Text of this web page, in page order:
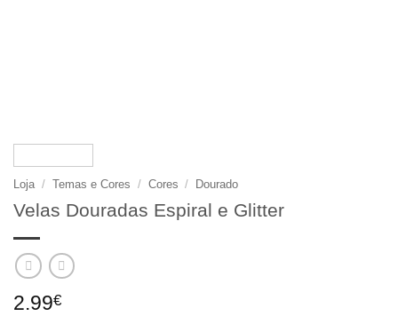
Loja / Temas e Cores / Cores / Dourado
Velas Douradas Espiral e Glitter
2.99€